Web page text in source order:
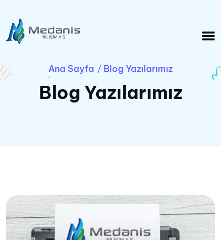
Ana Sayfa / Blog Yazılarımız
Blog Yazılarımız